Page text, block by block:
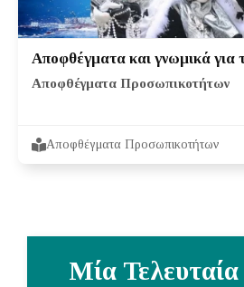
Αποφθέγματα και γνωμικά για
Αποφθέγματα Προσωπικοτήτων
Αποφθέγματα Προσωπικοτήτων
Μία